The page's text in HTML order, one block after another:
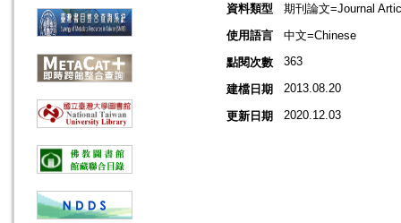
資料類型
期刊論文=Journal
使用語言
中文=Chinese
點閱次數
363
建檔日期 2013.08.20
更新日期 2020.12.03